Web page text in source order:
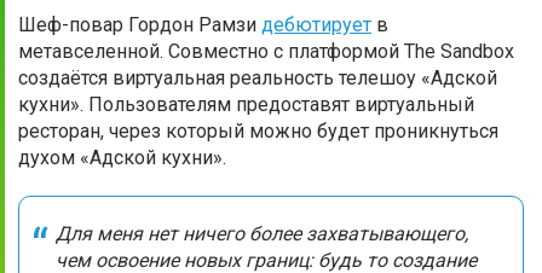
Шеф-повар Гордон Рамзи дебютирует в
метавселенной. Совместно с платформой The Sandbox
создаётся виртуальная реальность телешоу «Адской
кухни». Пользователям предоставят виртуальный
ресторан, через который можно будет проникнуться
духом «Адской кухни».
Для меня нет ничего более захватывающего,
чем освоение новых границ: будь то создание